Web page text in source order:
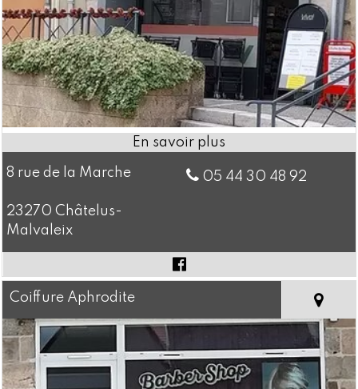
8 rue de la Marche
23270 Châtelus-
Malvaleix
05 44 30 48 92
Coiffure Aphrodite